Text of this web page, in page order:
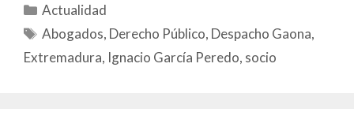
Actualidad
Abogados, Derecho Público, Despacho Gaona,
Extremadura, Ignacio García Peredo, socio